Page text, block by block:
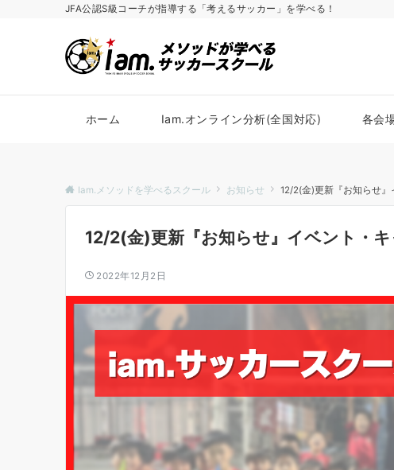
JFA公認S級コーチが指導する「考えるサッカー」を学べる！
ホーム Iam.オンライン分析(全国対応) 各会
Iam.メソッドを学べるスクール お知らせ 12/2(金)更新『お知らせ
12/2(金)更新『お知らせ』イベント・
2022年12月2日